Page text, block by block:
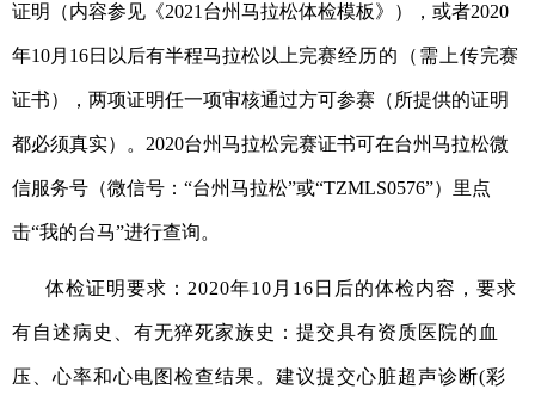
证明（内容参见《2021 台州马拉松体检模板》）， 或者2020
年10月16日以后有半程马拉松以上完赛经历的（需上传完赛
证书），两项证明任一项审核通过方可参赛（所提供的证明
都必须真实）。2020台州马拉松完赛证书可在台州马拉松微
信服务号 （微信号： “台州马拉松”或“TZMLS0576”） 里点
击“我的台马”进行查询。
体检证明要求： 2020年1 0 月 16 日后的体检内容，要求
有自述病史、有无猝死家族史：提交具有资质医院的血
压、心率和心电图检查结果。建议提交心脏超声诊断(彩